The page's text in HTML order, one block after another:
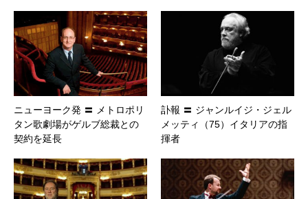
ニューヨーク発 〓 メトロポリ
タン歌劇場がゲルブ総裁との
契約を延長
訃報 〓 ジャンルイジ・ジェル
メッティ（75）イタリアの指
揮者